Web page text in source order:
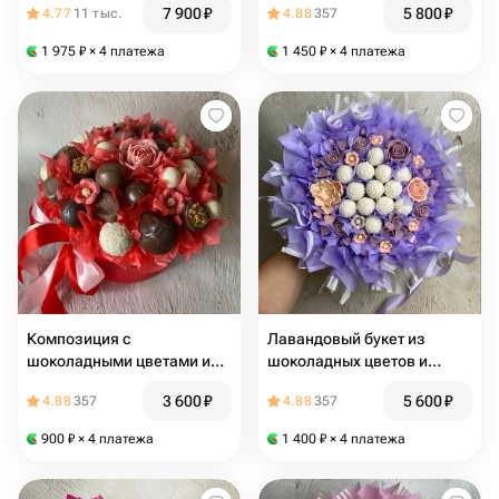
2056
4.77 11 тыс. 7 900₽
1 975 ₽ × 4 платежа
коробке
4.88357 5 800₽
1 450 ₽ × 4 платежа
Композиция с
шоколадными цветами и
4.88357 3 600₽
900 ₽ × 4 платежа
Лавандовый букет из
шоколадных цветов и
4.88357 5 600₽
1 400 ₽ × 4 платежа